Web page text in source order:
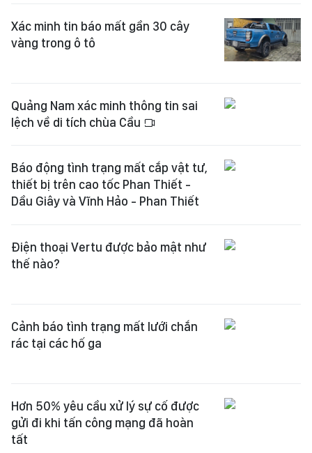
Xác minh tin báo mất gần 30 cây
vàng trong ô tô
Quảng Nam xác minh thông tin sai
lệch về di tích chùa Cầu
Báo động tình trạng mất cắp vật tư,
thiết bị trên cao tốc Phan Thiết -
Dầu Giây và Vĩnh Hảo - Phan Thiết
Điện thoại Vertu được bảo mật như
thế nào?
Cảnh báo tình trạng mất lưới chắn
rác tại các hố ga
Hơn 50% yêu cầu xử lý sự cố được
gửi đi khi tấn công mạng đã hoàn
tất